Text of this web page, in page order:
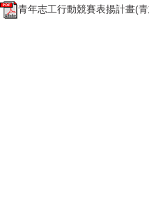
青年志工行動競賽表揚計畫(